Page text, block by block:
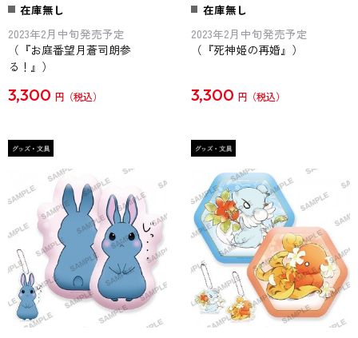
在庫無し
2023年2月中旬発売予定
（『お庭番望月蒼司朗参
る！』）
3,300 円
在庫無し
2023年2月中旬発売予定
（『死神姫の再婚』）
3,300 円